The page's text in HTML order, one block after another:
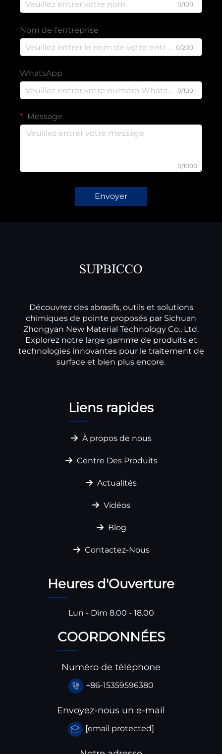
0/100
Nom de l'entreprise
0/200
WhatsApp
0/100
Message
0/1000
Envoyer
Découvrez des abrasifs, outils et solutions
chimiques de pointe proposés par Sichuan
Zhongyan New Material Technology Co., Ltd.
Explorez notre large gamme de produits et
technologies innovantes pour le traitement de
surface et bien plus encore.
Liens rapides
À propos de nous
Centre Des Produits
Actualités
Vidéos
Blog
Contactez-Nous
Heures d'Ouverture
Lun - Dim 8.00 - 18.00
COORDONNÉES
Numéro de téléphone
+86-15359596380
Envoyez-nous un e-mail
[email protected]